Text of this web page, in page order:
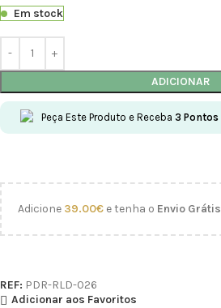
Em stock
ADICIONAR
Peça Este Produto e Receba 3 Pontos
Adicione 39.00€ e tenha o Envio Grátis
REF: PDR-RLD-026
Adicionar aos Favoritos